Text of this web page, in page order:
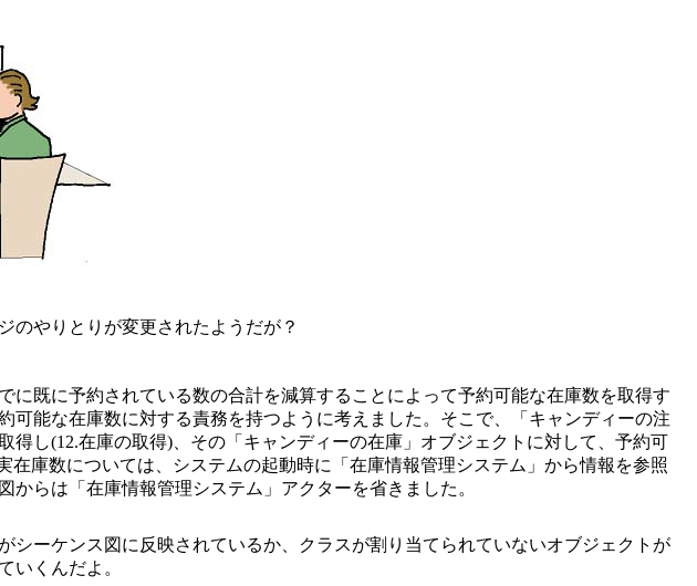
のやりとりが変更されたようだが？
既に予約されている数の合計を減算することによって予約可能な在庫数を取得す
能な在庫数に対する責務を持つように考えました。そこで、「キャンディーの注
し(12.在庫の取得)、その「キャンディーの在庫」オブジェクトに対して、予約可
庫数については、システムの起動時に「在庫情報管理システム」から情報を参照
らは「在庫情報管理システム」アクターを省きました。
ーケンス図に反映されているか、クラスが割り当てられていないオブジェクトが
いくんだよ。